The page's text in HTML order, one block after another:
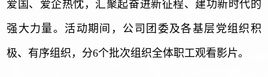
爱国、爱企热忱，汇聚起奋进新征程、建功新时代的
强大力量。活动期间，公司团委及各基层党组织积
极、有序组织，分6个批次组织全体职工观看影片。